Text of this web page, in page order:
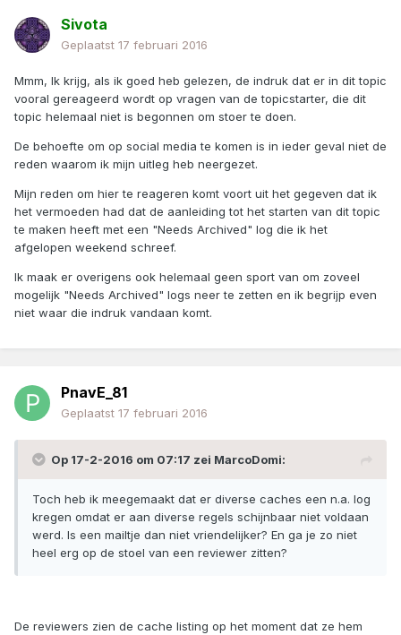
Sivota
Geplaatst 17 februari 2016
Mmm, Ik krijg, als ik goed heb gelezen, de indruk dat er in dit topic
vooral gereageerd wordt op vragen van de topicstarter, die dit
topic helemaal niet is begonnen om stoer te doen.
De behoefte om op social media te komen is in ieder geval niet de
reden waarom ik mijn uitleg heb neergezet.
Mijn reden om hier te reageren komt voort uit het gegeven dat ik
het vermoeden had dat de aanleiding tot het starten van dit topic
te maken heeft met een "Needs Archived" log die ik het
afgelopen weekend schreef.
Ik maak er overigens ook helemaal geen sport van om zoveel
mogelijk "Needs Archived" logs neer te zetten en ik begrijp even
niet waar die indruk vandaan komt.
PnavE_81
Geplaatst 17 februari 2016
Op 17-2-2016 om 07:17 zei MarcoDomi:
Toch heb ik meegemaakt dat er diverse caches een n.a. log
kregen omdat er aan diverse regels schijnbaar niet voldaan
werd. Is een mailtje dan niet vriendelijker? En ga je zo niet
heel erg op de stoel van een reviewer zitten?
De reviewers zien de cache listing op het moment dat ze hem